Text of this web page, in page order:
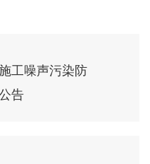
工噪声污染防
告